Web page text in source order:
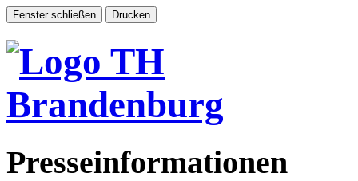
Presseinformationen